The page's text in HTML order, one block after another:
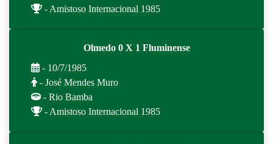
- Amistoso Internacional 1985
Olmedo 0 X 1 Fluminense
- 10/7/1985
- José Mendes Muro
- Rio Bamba
- Amistoso Internacional 1985